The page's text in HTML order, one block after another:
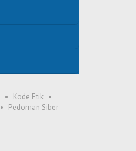
Kode Etik
Pedoman Siber